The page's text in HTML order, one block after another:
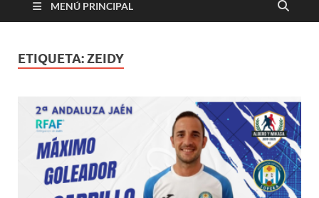
MENÚ PRINCIPAL
ETIQUETA:ZEIDY